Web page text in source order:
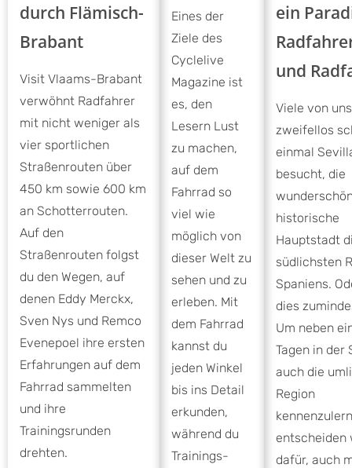
durch Flämisch-
Brabant
Visit Vlaams-Brabant
verwöhnt Radfahrer
mit nicht weniger als
vier sportlichen
Straßenrouten über
450 km sowie 600 km
an Schotterrouten.
Auf den
Straßenrouten folgst
du den Wegen, auf
denen Eddy Merckx,
Sven Nys und Remco
Evenepoel ihre ersten
Erfahrungen auf dem
Fahrrad sammelten
und ihre
Trainingsrunden
drehten.
Eines der
Ziele des
Cyclelive
Magazine ist
es, den
Lesern Lust
zu machen,
auf dem
Fahrrad so
viel wie
möglich von
dieser Welt zu
sehen und zu
erleben. Mit
dem Fahrrad
kannst du
jeden Winkel
bis ins Detail
erkunden,
während du
Trainings-
ein
und
Viele von
zweifellos
einmal
besucht, die
historische
Hauptstadt
südlichsten
Spaniens.
dies
Um neben
Tagen in der
auch die
Region
entscheiden
dafür, auch